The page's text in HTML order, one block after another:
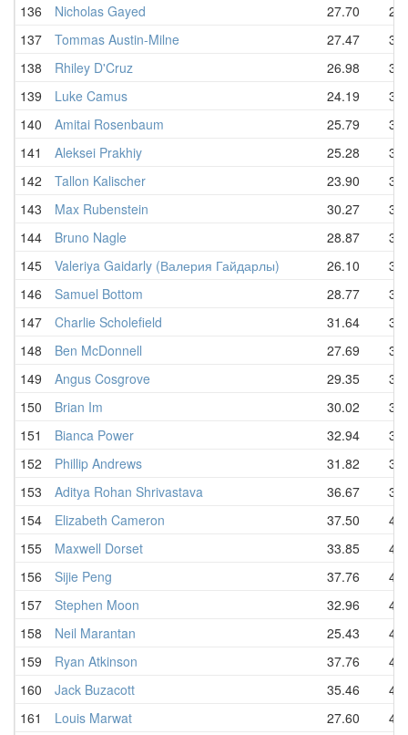
136
Nicholas Gayed 27.70
137
Tommas Austin-Milne 27.47
138
Rhiley D'Cruz 26.98
139
Luke Camus 24.19
140
Amitai Rosenbaum 25.79
141
Aleksei Prakhiy 25.28
142
Tallon Kalischer 23.90
143
Max Rubenstein 30.27
144
Bruno Nagle 28.87
145
Valeriya Gaidarly (Валерия Гайдарлы) 26.10
146
Samuel Bottom 28.77
147
Charlie Scholefield 31.64
148
Ben McDonnell 27.69
149
Angus Cosgrove 29.35
150
Brian Im 30.02
151
Bianca Power 32.94
152
Phillip Andrews 31.82
153
Aditya Rohan Shrivastava 36.67
154
Elizabeth Cameron 37.50
155
Maxwell Dorset 33.85
156
Sijie Peng 37.76
157
Stephen Moon 32.96
158
Neil Marantan 25.43
159
Ryan Atkinson 37.76
160
Jack Buzacott 35.46
161
Louis Marwat 27.60